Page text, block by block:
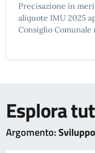
Precisazione in
aliquote IMU 2025
Consiglio Comunale
Esplora
Argomento: